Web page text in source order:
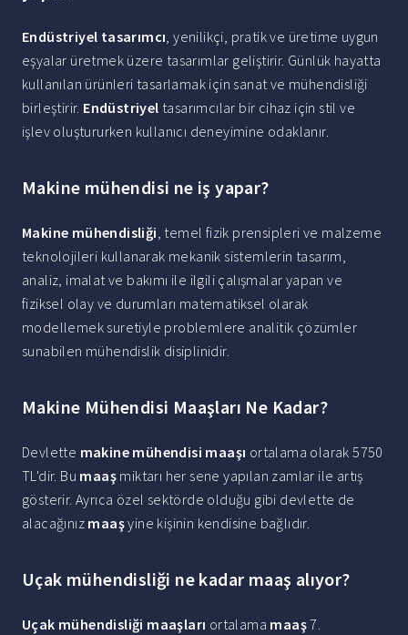
Endüstriyel tasarımcı, yenilikçi, pratik ve üretime uygun
eşyalar üretmek üzere tasarımlar geliştirir. Günlük hayatta
kullanılan ürünleri tasarlamak için sanat ve mühendisliği
birleştirir. Endüstriyel tasarımcılar bir cihaz için stil ve
işlev oluştururken kullanıcı deneyimine odaklanır.
Makine mühendisi ne iş yapar?
Makine mühendisliği, temel fizik prensipleri ve malzeme
teknolojileri kullanarak mekanik sistemlerin tasarım,
analiz, imalat ve bakımı ile ilgili çalışmalar yapan ve
fiziksel olay ve durumları matematiksel olarak
modellemek suretiyle problemlere analitik çözümler
sunabilen mühendislik disiplinidir.
Makine Mühendisi Maaşları Ne Kadar?
Devlette makine mühendisi maaşı ortalama olarak 5750
TL'dir. Bu maaş miktarı her sene yapılan zamlar ile artış
gösterir. Ayrıca özel sektörde olduğu gibi devlette de
alacağınız maaşyine kişinin kendisine bağlıdır.
Uçak mühendisliği ne kadar maaş alıyor?
Uçak mühendisliği maaşları ortalama maaş7.